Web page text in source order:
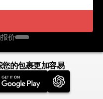
价
的包裹更加容易